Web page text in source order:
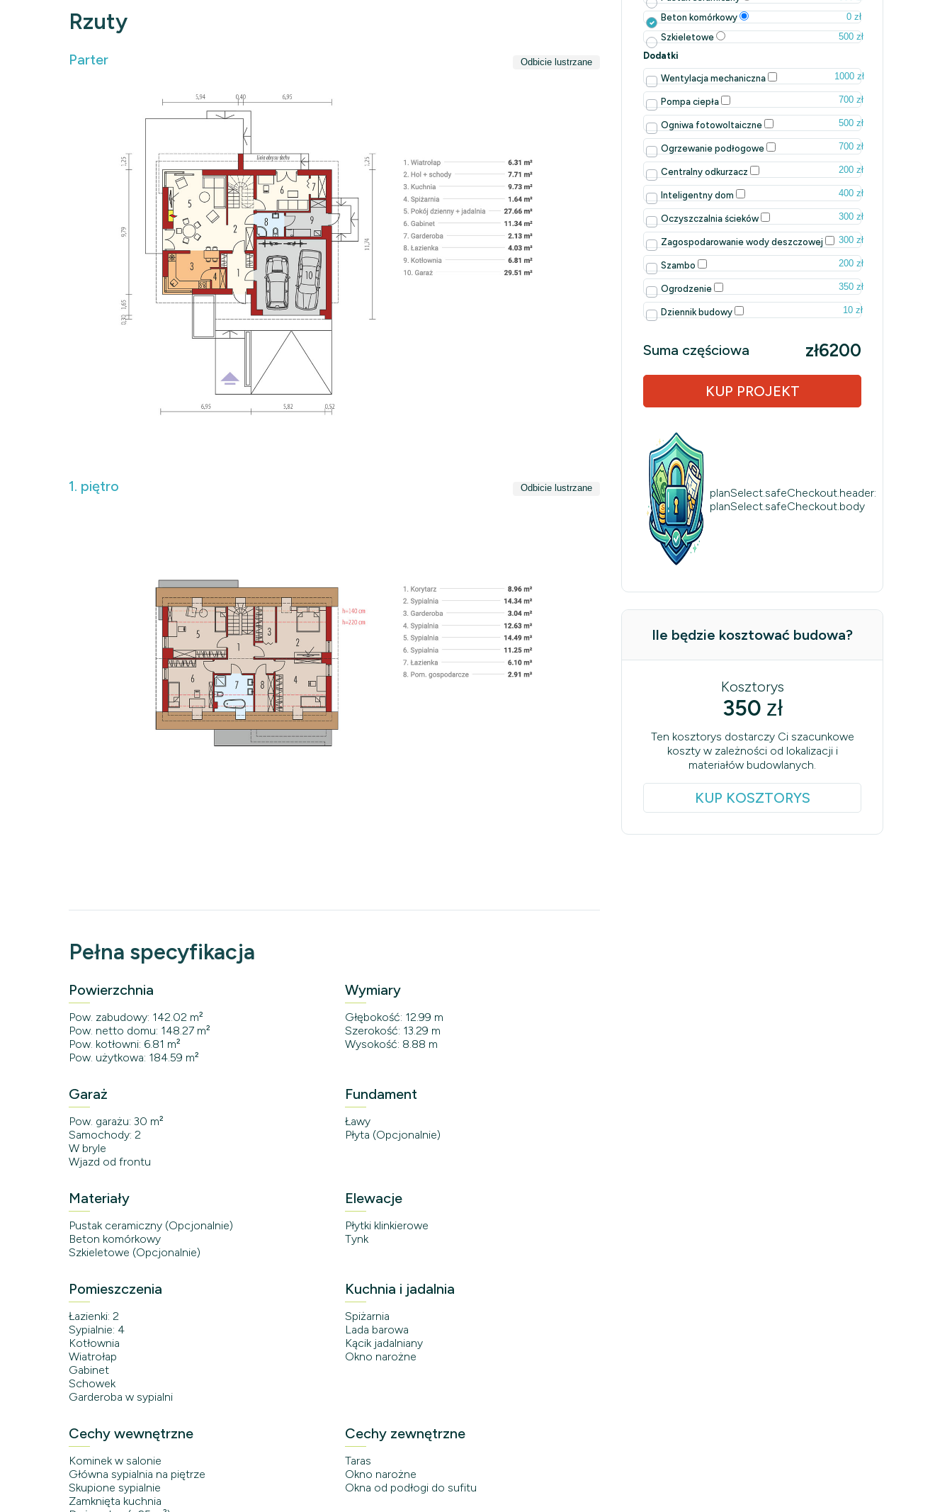
Rzuty
Parter Odbicie lustrzane
1. piętro Odbicie lustrzane
Pełna specyfikacja
Powierzchnia
Pow. zabudowy: 142.02 m²
Pow. netto domu: 148.27 m²
Pow. kotłowni: 6.81 m²
Pow. użytkowa: 184.59 m²
Wymiary
Głębokość: 12.99 m
Szerokość: 13.29 m
Wysokość: 8.88 m
Garaż
Pow. garażu: 30 m²
Samochody: 2
W bryle
Wjazd od frontu
Fundament
Ławy
Płyta (Opcjonalnie)
Materiały
Pustak ceramiczny (Opcjonalnie)
Beton komórkowy
Szkieletowe (Opcjonalnie)
Elewacje
Płytki klinkierowe
Tynk
Pomieszczenia
Łazienki: 2
Sypialnie: 4
Kotłownia
Wiatrołap
Gabinet
Schowek
Garderoba w sypialni
Kuchnia i jadalnia
Spiżarnia
Lada barowa
Kącik jadalniany
Okno narożne
Cechy wewnętrzne
Kominek w salonie
Główna sypialnia na piętrze
Skupione sypialnie
Zamknięta kuchnia
Cechy zewnętrzne
Taras
Okno narożne
Okna od podłogi do sufitu
Beton komórkowy
0 zł
Szkieletowe
500 zł
Dodatki
Wentylacja mechaniczna 1000 zł
Pompa ciepła 700 zł
Ogniwa fotowoltaiczne 500 zł
Ogrzewanie podłogowe 700 zł
Centralny odkurzacz 200 zł
Inteligentny dom 400 zł
Oczyszczalnia ścieków 300 zł
Zagospodarowanie wody deszczowej 300 zł
Szambo 200 zł
Ogrodzenie 350 zł
Dziennik budowy 10 zł
Suma częściowa zł6200
KUP PROJEKT
planSelect.safeCheckout.header:
planSelect.safeCheckout.body
Ile będzie kosztować budowa?
Kosztorys
350 zł
Ten kosztorys dostarczy Ci szacunkowe
koszty w zależności od lokalizacji i
materiałów budowlanych.
KUP KOSZTORYS